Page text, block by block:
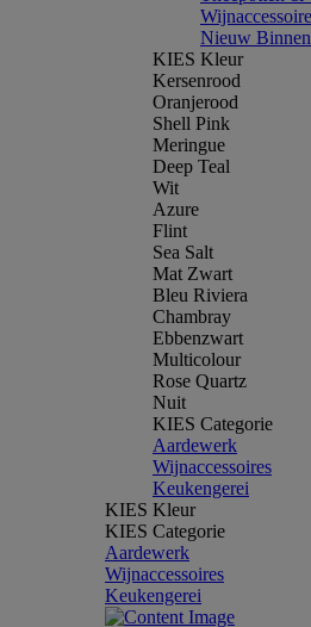
Nieuw Binnen
KIES Kleur
Kersenrood
Oranjerood
Shell Pink
Meringue
Deep Teal
Wit
Azure
Flint
Sea Salt
Mat Zwart
Bleu Riviera
Chambray
Ebbenzwart
Multicolour
Rose Quartz
Nuit
KIES Categorie
Aardewerk
Wijnaccessoires
Keukengerei
KIES Kleur
KIES Categorie
Aardewerk
Wijnaccessoires
Keukengerei